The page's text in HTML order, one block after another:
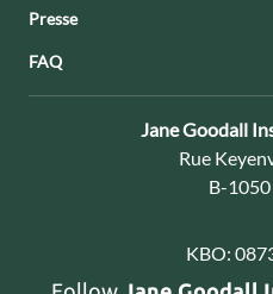
Presse
FAQ
Contact:
Jane Goodall
Adresse:
Rue
B-
KBO: